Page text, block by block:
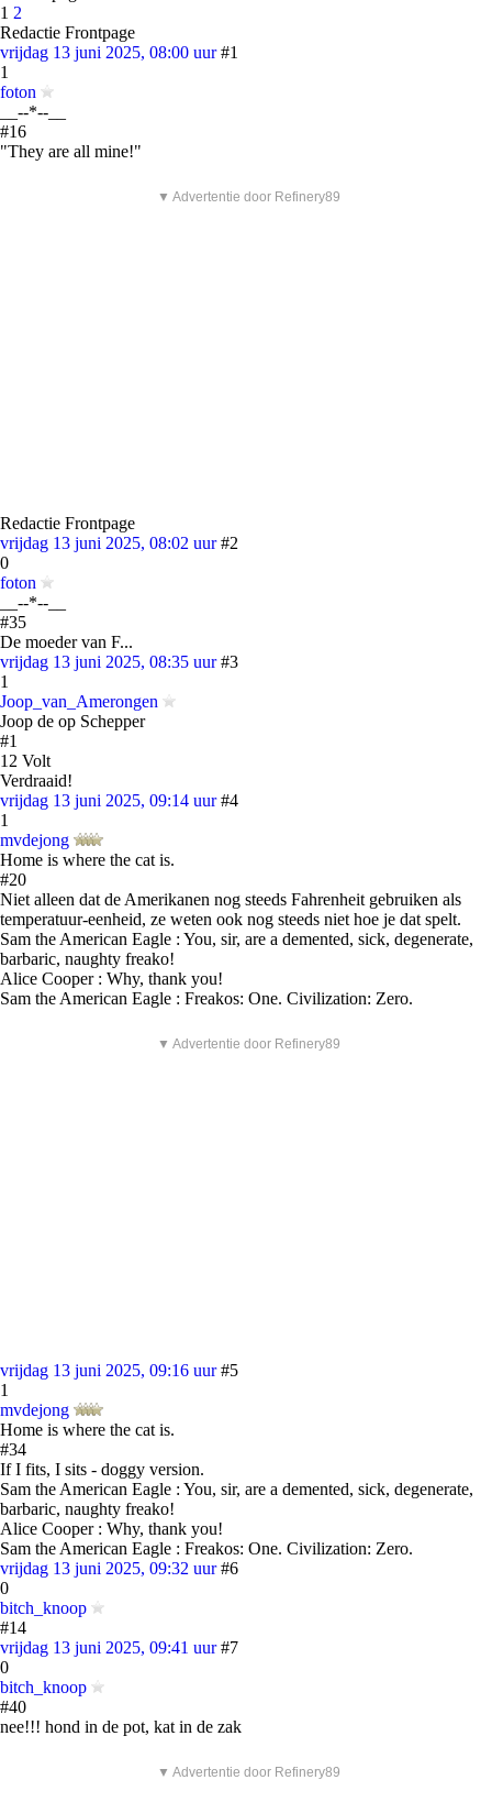
1 2
Redactie Frontpage
vrijdag 13 juni 2025, 08:00 uur #1
1
foton
__--*--__
#16
"They are all mine!"
▼ Advertentie door Refinery89
Redactie Frontpage
vrijdag 13 juni 2025, 08:02 uur #2
0
foton
__--*--__
#35
De moeder van F...
vrijdag 13 juni 2025, 08:35 uur #3
1
Joop_van_Amerongen
Joop de op Schepper
#1
12 Volt
Verdraaid!
vrijdag 13 juni 2025, 09:14 uur #4
1
mvdejong
Home is where the cat is.
#20
Niet alleen dat de Amerikanen nog steeds Fahrenheit gebruiken als
temperatuur-eenheid, ze weten ook nog steeds niet hoe je dat spelt.
Sam the American Eagle : You, sir, are a demented, sick, degenerate,
barbaric, naughty freako!
Alice Cooper : Why, thank you!
Sam the American Eagle : Freakos: One. Civilization: Zero.
▼ Advertentie door Refinery89
vrijdag 13 juni 2025, 09:16 uur #5
1
mvdejong
Home is where the cat is.
#34
If I fits, I sits - doggy version.
Sam the American Eagle : You, sir, are a demented, sick, degenerate,
barbaric, naughty freako!
Alice Cooper : Why, thank you!
Sam the American Eagle : Freakos: One. Civilization: Zero.
vrijdag 13 juni 2025, 09:32 uur #6
0
bitch_knoop
#14
vrijdag 13 juni 2025, 09:41 uur #7
0
bitch_knoop
#40
nee!!! hond in de pot, kat in de zak
▼ Advertentie door Refinery89